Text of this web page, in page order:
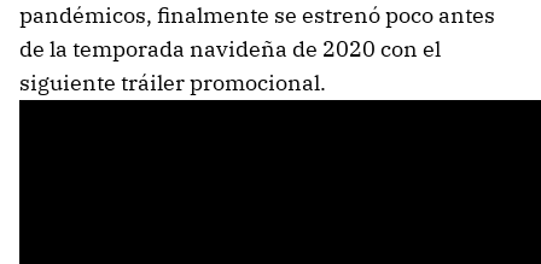
pandémicos, finalmente se estrenó poco antes
de la temporada navideña de 2020 con el
siguiente tráiler promocional.